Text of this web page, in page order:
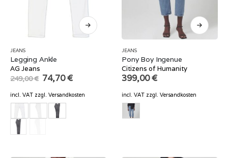
JEANS
Legging Ankle
AG Jeans
249,00€ Original
price
was:
249,00 €.
74,70€Current
is:
incl. VAT zzgl. Versandkosten
JEANS
Pony Boy Ingenue
Citizens of Humanity
399,00€
incl. VAT zzgl. Versandkosten